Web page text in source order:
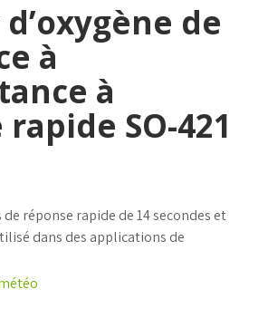
de
à
à
SO-421
de réponse rapide de 14 secondes et
dans des applications de